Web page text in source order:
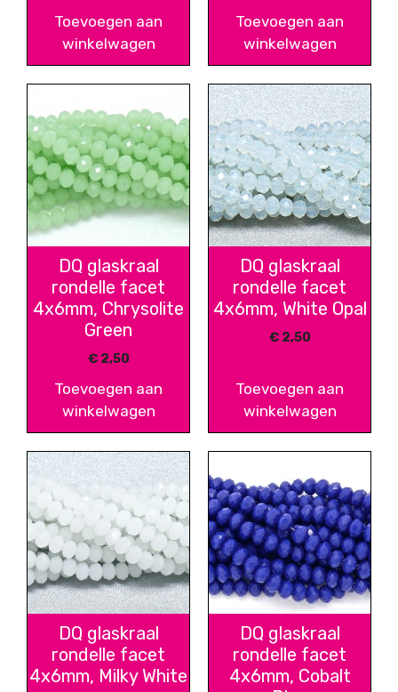
Toevoegen aan
winkelwagen
Toevoegen aan
winkelwagen
DQ glaskraal
rondelle facet
4x6mm, Chrysolite
Green
€2,50
Toevoegen aan
winkelwagen
DQ glaskraal
rondelle facet
4x6mm, White Opal
€2,50
Toevoegen aan
winkelwagen
DQ glaskraal
rondelle facet
4x6mm, Milky White
DQ glaskraal
rondelle facet
4x6mm, Cobalt